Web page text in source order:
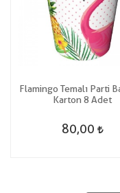
Flamingo Temalı Parti
Karton 8 Adet
80,00